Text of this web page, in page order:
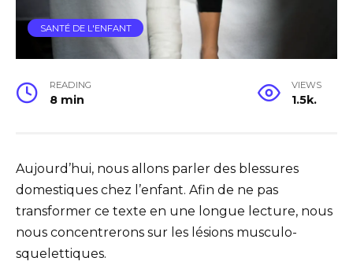
SANTÉ DE L'ENFANT
READING
8 min
VIEWS
1.5k.
Aujourd’hui, nous allons parler des blessures
domestiques chez l’enfant. Afin de ne pas
transformer ce texte en une longue lecture, nous
nous concentrerons sur les lésions musculo-
squelettiques.